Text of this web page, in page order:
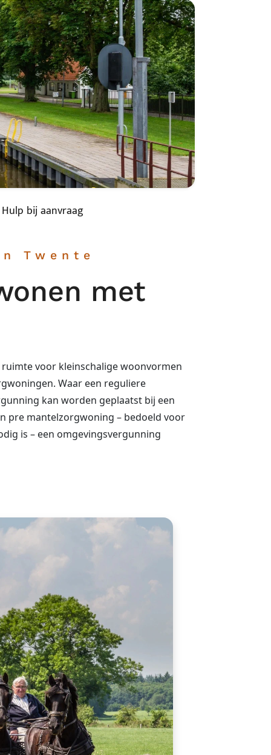
Hulp bij aanvraag
Twente
met
voor kleinschalige woonvormen
Waar een reguliere
kan worden geplaatst bij een
pre mantelzorgwoning – bedoeld voor
is – een omgevingsvergunning